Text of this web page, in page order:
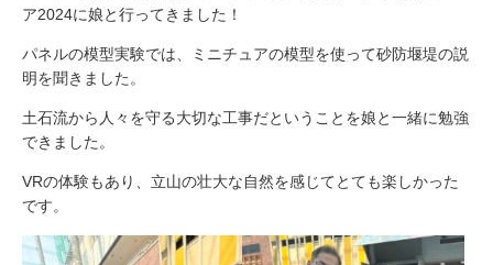
ア2024に娘と行ってきました！
パネルの模型実験では、ミニチュアの模型を使って砂防堰堤の説
明を聞きました。
土石流から人々を守る大切な工事だということを娘と一緒に勉強
できました。
VRの体験もあり、立山の壮大な自然を感じてとても楽しかった
です。